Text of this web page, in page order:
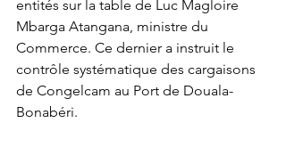
entités sur la table de Luc Magloire
Mbarga Atangana, ministre du
Commerce. Ce dernier a instruit le
contrôle systématique des cargaisons
de Congelcam au Port de Douala-
Bonabéri.